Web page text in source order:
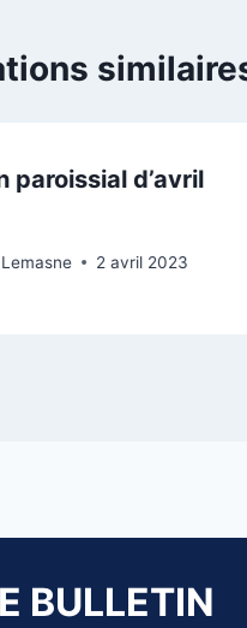
paroissial d’avril
2 avril 2023
BULLETIN